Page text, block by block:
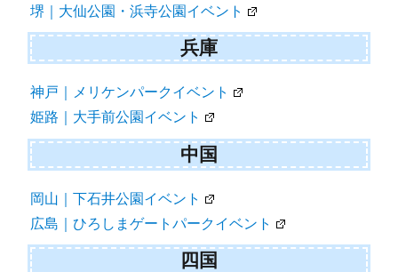
堺｜大仙公園・浜寺公園イベント
兵庫
神戸｜メリケンパークイベント
姫路｜大手前公園イベント
中国
岡山｜下石井公園イベント
広島｜ひろしまゲートパークイベント
四国